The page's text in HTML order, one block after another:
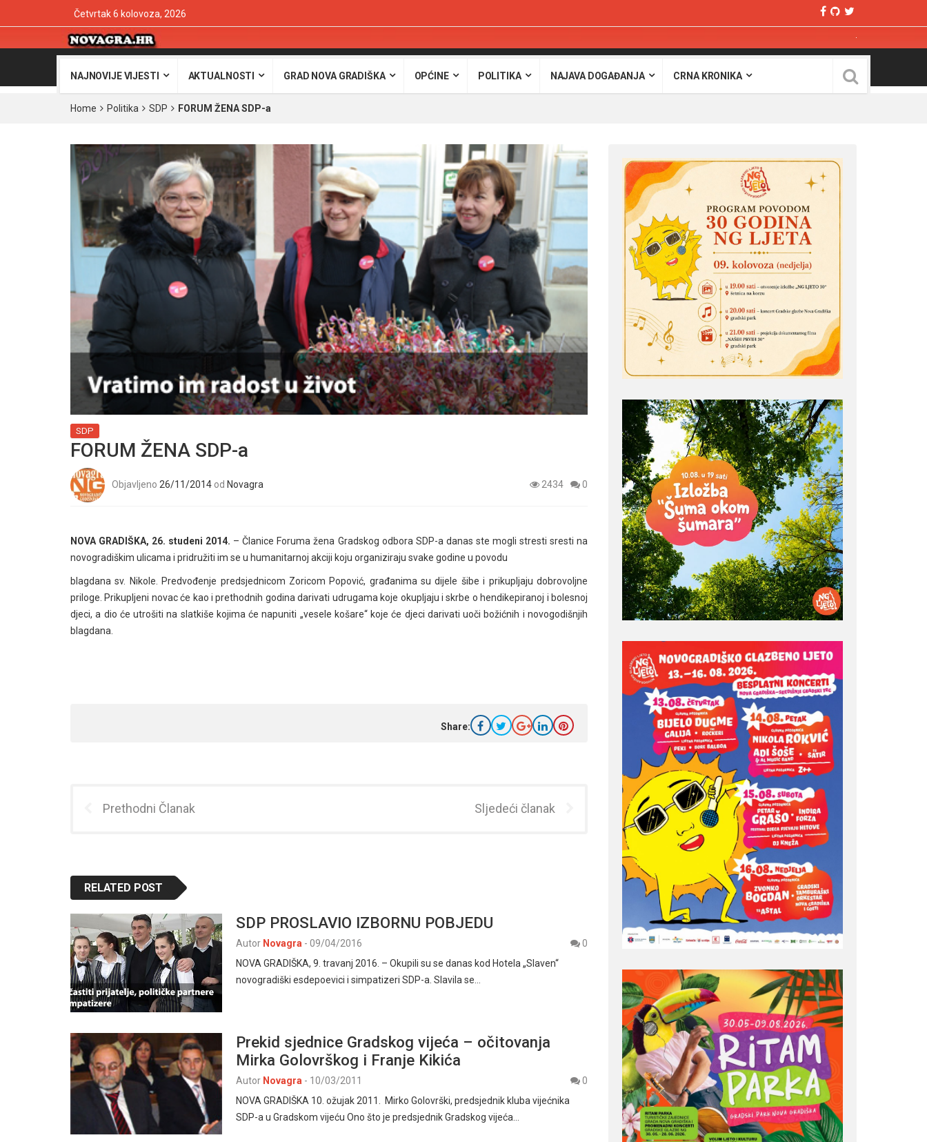
Četvrtak 6 kolovoza, 2026
NAJNOVIJE VIJESTI AKTUALNOSTI GRAD NOVA GRADIŠKA OPĆINE POLITIKA NAJAVA DOGAĐANJA CRNA KRONIKA
Home Politika SDP FORUM ŽENA SDP-a
SDP
FORUM ŽENA SDP-a
Objavljeno 26/11/2014 od Novagra 2434 0
NOVA GRADIŠKA, 26. studeni 2014. – Članice Foruma žena Gradskog odbora SDP-a danas ste mogli stresti sresti na
novogradiškim ulicama i pridružiti im se u humanitarnoj akciji koju organiziraju svake godine u povodu
blagdana sv. Nikole. Predvođenje predsjednicom Zoricom Popović, građanima su dijele šibe i prikupljaju dobrovoljne
priloge. Prikupljeni novac će kao i prethodnih godina darivati udrugama koje okupljaju i skrbe o hendikepiranoj i bolesnoj
djeci, a dio će utrošiti na slatkiše kojima će napuniti „vesele košare“ koje će djeci darivati uoči božićnih i novogodišnjih
blagdana.
Share:
Prethodni Članak Sljedeći članak
RELATED POST
SDP PROSLAVIO IZBORNU POBJEDU
Autor Novagra - 09/04/2016
0
NOVA GRADIŠKA, 9. travanj 2016. – Okupili su se danas kod Hotela „Slaven“
novogradiški esdepoevici i simpatizeri SDP-a. Slavila se…
Prekid sjednice Gradskog vijeća – očitovanja
Mirka Golovrškog i Franje Kikića
Autor Novagra - 10/03/2011
0
NOVA GRADIŠKA 10. ožujak 2011. Mirko Golovrški, predsjednik kluba vijećnika
SDP-a u Gradskom vijeću Ono što je predsjednik Gradskog vijeća…